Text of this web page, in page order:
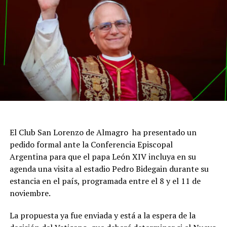
El Club San Lorenzo de Almagro ha presentado un
pedido formal ante la Conferencia Episcopal
Argentina para que el papa León XIV incluya en su
agenda una visita al estadio Pedro Bidegain durante su
estancia en el país, programada entre el 8 y el 11 de
noviembre.
La propuesta ya fue enviada y está a la espera de la